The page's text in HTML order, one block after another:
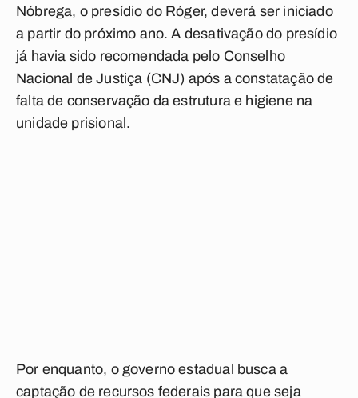
Nóbrega, o presídio do Róger, deverá ser iniciado
a partir do próximo ano. A desativação do presídio
já havia sido recomendada pelo Conselho
Nacional de Justiça (CNJ) após a constatação de
falta de conservação da estrutura e higiene na
unidade prisional.
Por enquanto, o governo estadual busca a
captação de recursos federais para que seja